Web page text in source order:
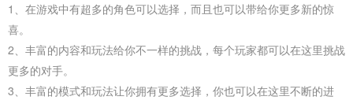
1、在游戏中有超多的角色可以选择，而且也可以带给你更多新的惊
喜。
2、丰富的内容和玩法给你不一样的挑战，每个玩家都可以在这里挑战
更多的对手。
3、丰富的模式和玩法让你拥有更多选择，你也可以在这里不断的进